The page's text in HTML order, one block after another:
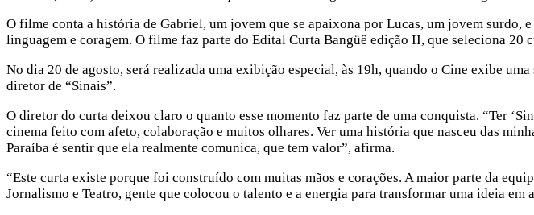
O filme conta a história de Gabriel, um jovem que se apaixona por Lucas, um jovem surdo,
linguagem e coragem. O filme faz parte do Edital Curta Bangüê edição II, que seleciona 20
No dia 20 de agosto, será realizada uma exibição especial, às 19h, quando o Cine exibe
diretor de “Sinais”.
O diretor do curta deixou claro o quanto esse momento faz parte de uma conquista. “Ter
cinema feito com afeto, colaboração e muitos olhares. Ver uma história que nasceu das
Paraíba é sentir que ela realmente comunica, que tem valor”, afirma.
“Este curta existe porque foi construído com muitas mãos e corações. A maior parte da
Jornalismo e Teatro, gente que colocou o talento e a energia para transformar uma ideia